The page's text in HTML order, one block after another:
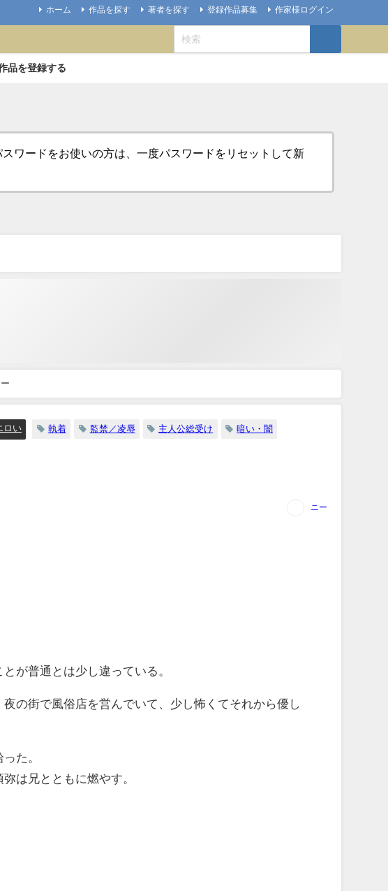
ホーム 作品を探す 著者を探す 登録作品募集 作家様ログイン
品を登録する
ワードをお使いの方は、一度パスワードをリセットして新
ロい 執着 監禁／凌辱 主人公総受け 暗い・闇
ニー
が普通とは少し違っている。
の街で風俗店を営んでいて、少し怖くてそれから優し
た。
は兄とともに燃やす。